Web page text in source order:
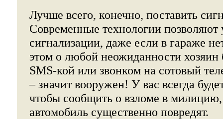
Лучше всего, конечно, поставить
Современные технологии позволяют
сигнализации, даже если в гараже
этом о любой неожиданности хозяин
SMS-кой или звонком на сотовый
– значит вооружен! У вас всегда
чтобы сообщить о взломе в
автомобиль существенно повредят.